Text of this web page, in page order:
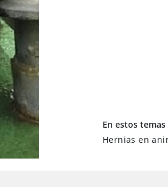
En estos temas
Hernias en